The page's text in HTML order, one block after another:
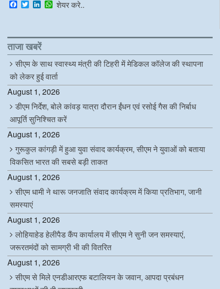
F
a
b
o
o
k
T
w
t
e
r
L
e
d
I
n
W
s
p
शेयर करे..
ताजा खबरें
सीएम के साथ स्वास्थ्य मंत्री की टिहरी में मेडिकल कॉलेज की स्थापना
को लेकर हुई वार्ता
August 1, 2026
डीएम निर्देश, बोले कांवड़ यात्रा दौरान ईंधन एवं रसोई गैस की निर्बाध
आपूर्ति सुनिश्चित करें
August 1, 2026
गुरूकुल कांगड़ी में हुआ युवा संवाद कार्यक्रम, सीएम ने युवाओं को बताया
विकसित भारत की सबसे बड़ी ताकत
August 1, 2026
सीएम धामी ने थारू जनजाति संवाद कार्यक्रम में किया प्रतिभाग, जानी
समस्याएं
August 1, 2026
लोहियाहेड हेलीपैड कैंप कार्यालय में सीएम ने सुनी जन समस्याएं,
जरूरतमंदों को सामग्री भी की वितरित
August 1, 2026
सीएम से मिले एनडीआरएफ बटालियन के जवान, आपदा प्रबंधन